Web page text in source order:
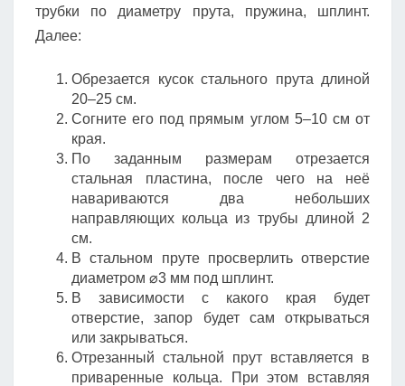
трубки по диаметру прута, пружина, шплинт.
Далее:
Обрезается кусок стального прута длиной
20–25 см.
Согните его под прямым углом 5–10 см от
края.
По заданным размерам отрезается
стальная пластина, после чего на неё
навариваются два небольших
направляющих кольца из трубы длиной 2
см.
В стальном пруте просверлить отверстие
диаметром ⌀3 мм под шплинт.
В зависимости с какого края будет
отверстие, запор будет сам открываться
или закрываться.
Отрезанный стальной прут вставляется в
приваренные кольца. При этом вставляя